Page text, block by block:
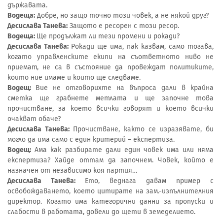
държавата.
Водеща: Добре, но защо точно този човек, а не някой друг?
Десислава Танева: Защото е ресорен с този ресор.
Водеща: Ще продължат ли тези промени и рокади?
Десислава Танева: Рокади ще има, пак казвам, само тогава,
когато управленските екипи на съответното ниво не
приемат, не са в състояние да провеждат политиките,
които ние имаме и които ще следваме.
Водещ: Вие не отговорихте на въпроса дали в крайна
сметка ще грабнете метлата и ще започне това
прочистване, за което всички говорят и което всички
очакват обаче?
Десислава Танева: Прочистване, както се изразявате, би
могло да има само с един критерий – експертиза.
Водещ: Ама как разбирате дали един човек има или няма
експертиза? Хайде оттам да започнем. Човек, който е
назначен от независимо коя партия…
Десислава Танева: Ето, веднага давам пример с
освобождаването, което цитирате на зам.-изпълнителния
директор. Когато има категорични данни за пропуски и
слабости в работата, довели до щети в земеделието.